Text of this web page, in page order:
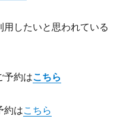
したいと思われている
予約はこちら
約はこちら